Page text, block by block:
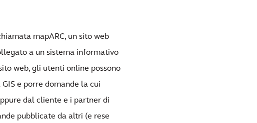
mapARC, un sito web
a un sistema informativo
web, gli utenti online possono
e porre domande la cui
dal cliente e i partner di
pubblicate da altri (e rese